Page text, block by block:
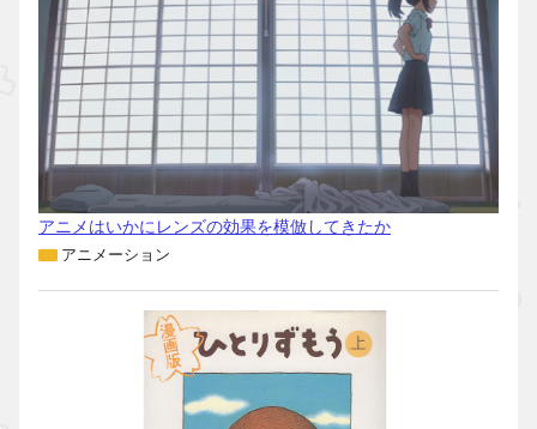
アニメはいかにレンズの効果を模倣してきたか
アニメーション